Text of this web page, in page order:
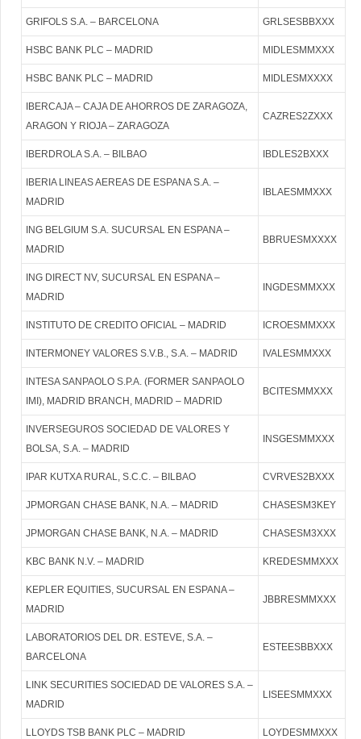
GRIFOLS S.A. – BARCELONA GRLSESBBXXX
HSBC BANK PLC – MADRID MIDLESMMXXX
HSBC BANK PLC – MADRID MIDLESMXXXX
IBERCAJA – CAJA DE AHORROS DE ZARAGOZA,
ARAGON Y RIOJA – ZARAGOZA
CAZRES2ZXXX
IBERDROLA S.A. – BILBAO IBDLES2BXXX
IBERIA LINEAS AEREAS DE ESPANA S.A. –
MADRID
IBLAESMMXXX
ING BELGIUM S.A. SUCURSAL EN ESPANA –
MADRID
BBRUESMXXXX
ING DIRECT NV, SUCURSAL EN ESPANA –
MADRID
INGDESMMXXX
INSTITUTO DE CREDITO OFICIAL – MADRID ICROESMMXXX
INTERMONEY VALORES S.V.B., S.A. – MADRID IVALESMMXXX
INTESA SANPAOLO S.P.A. (FORMER SANPAOLO
IMI), MADRID BRANCH, MADRID – MADRID
BCITESMMXXX
INVERSEGUROS SOCIEDAD DE VALORES Y
BOLSA, S.A. – MADRID
INSGESMMXXX
IPAR KUTXA RURAL, S.C.C. – BILBAO CVRVES2BXXX
JPMORGAN CHASE BANK, N.A. – MADRID CHASESM3KEY
JPMORGAN CHASE BANK, N.A. – MADRID CHASESM3XXX
KBC BANK N.V. – MADRID KREDESMMXXX
KEPLER EQUITIES, SUCURSAL EN ESPANA –
MADRID
JBBRESMMXXX
LABORATORIOS DEL DR. ESTEVE, S.A. –
BARCELONA
ESTEESBBXXX
LINK SECURITIES SOCIEDAD DE VALORES S.A. –
MADRID
LISEESMMXXX
LLOYDS TSB BANK PLC – MADRID LOYDESMMXXX